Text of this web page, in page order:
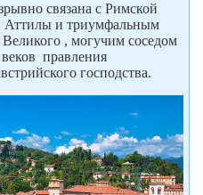
связана с Римской
Аттилы и триумфальным
, могучим соседом
правления
господства.